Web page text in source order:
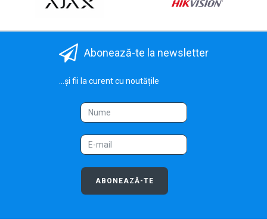
Abonează-te la newsletter
...și fii la curent cu noutățile
ABONEAZĂ-TE